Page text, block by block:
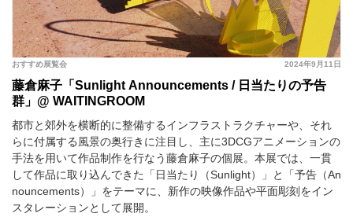
2024年9月11日
おすすめ展覧会
藤倉麻子「Sunlight Announcements / 日当たりの予告
群」@ WAITINGROOM
都市と郊外を横断的に整備するインフラストラクチャーや、それ
らに付属する風景の奥行きに注目し、主に3DCGアニメーションの
手法を用いて作品制作を行なう藤倉麻子の個展。本展では、一貫
して作品に取り込んできた「日当たり（Sunlight）」と「予告（An
nouncements）」をテーマに、新作の映像作品や平面彫刻をイン
スタレーションとして展開。